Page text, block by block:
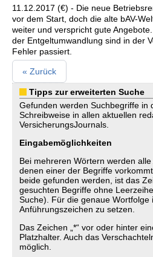
11.12.2017 (€) - Die neue
vor dem Start, doch die alte bAV-
weiter und verspricht gute
der Entgeltumwandlung sind in der
Fehler passiert.
« Zurück
Tipps zur erweiterten Suche
Gefunden werden Suchbegriffe in
Schreibweise in allen aktuellen
VersicherungsJournals.
Eingabemöglichkeiten
Bei mehreren Wörtern werden
denen einer der Begriffe
beide gefunden werden, ist das
gesuchten Begriffe ohne
Suche). Für die genaue Wortfolge
Anführungszeichen zu setzen.
Das Zeichen „*“ vor oder hinter
Platzhalter. Auch das
möglich.